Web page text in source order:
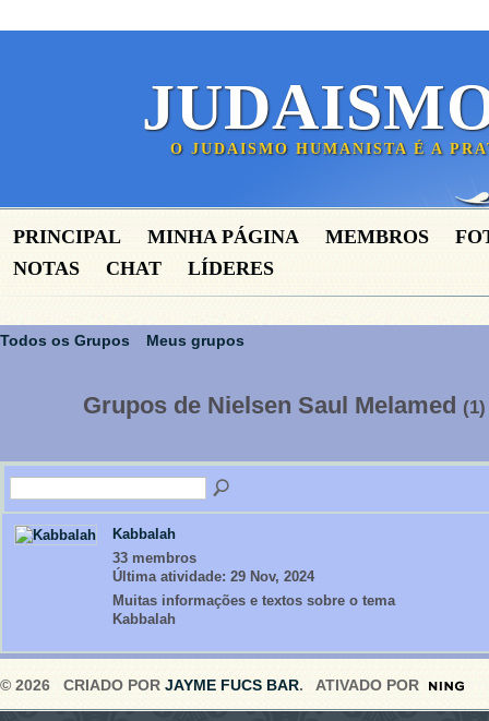
O JUDAISMO HUMANISTA É A
PRINCIPAL MINHA PÁGINA MEMBROS
NOTAS
CHAT LÍDERES
Todos os Grupos Meus grupos
Grupos de Nielsen Saul Melamed (1)
Kabbalah
33 membros
Última atividade: 29 Nov, 2024
Muitas informações e textos sobre o tema
Kabbalah
© 2026 CRIADO POR JAYME FUCS BAR. ATIVADO POR